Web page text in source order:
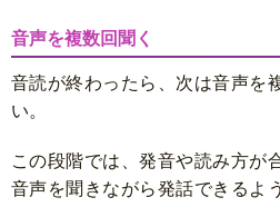
音声を複数回聞く
音読が終わったら、次は音声を
い。
この段階では、発音や読み方が
音声を聞きながら発話できるよ